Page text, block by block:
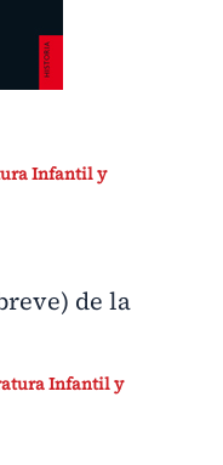
Infantil y
de la
Infantil y